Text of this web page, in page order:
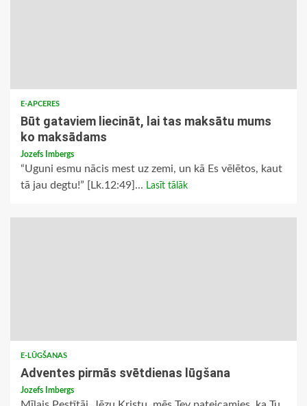
E-APCERES
Būt gataviem liecināt, lai tas maksātu mums
ko maksādams
Jozefs Imbergs
“Uguni esmu nācis mest uz zemi, un kā Es vēlētos, kaut
tā jau degtu!” [Lk.12:49]... Lasīt tālāk
E-LŪGŠANAS
Adventes pirmās svētdienas lūgšana
Jozefs Imbergs